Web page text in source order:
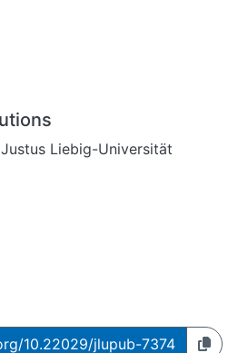
Liebig-Universität
10.22029/jlupub-7374